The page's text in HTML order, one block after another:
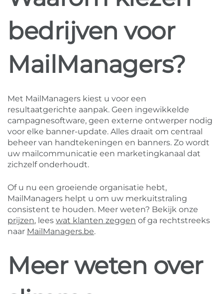
bedrijven voor
MailManagers?
Met MailManagers kiest u voor een
resultaatgerichte aanpak. Geen ingewikkelde
campagnesoftware, geen externe ontwerper nodig
voor elke banner-update. Alles draait om centraal
beheer van handtekeningen en banners. Zo wordt
uw mailcommunicatie een marketingkanaal dat
zichzelf onderhoudt.
Of u nu een groeiende organisatie hebt,
MailManagers helpt u om uw merkuitstraling
consistent te houden. Meer weten? Bekijk onze
prijzen, lees wat klanten zeggen of ga rechtstreeks
naar MailManagers.be.
Meer weten over